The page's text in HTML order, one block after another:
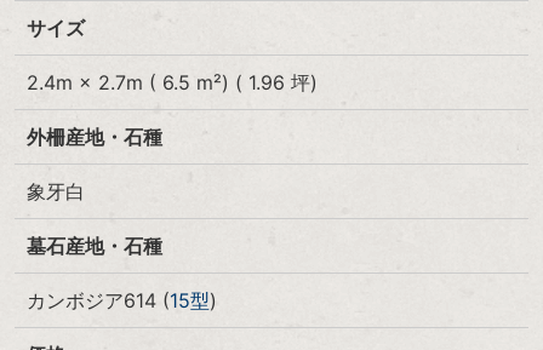
サイズ
2.4m × 2.7m ( 6.5 m²) ( 1.96 坪)
外柵産地・石種
象牙白
墓石産地・石種
カンボジア614 (15型)